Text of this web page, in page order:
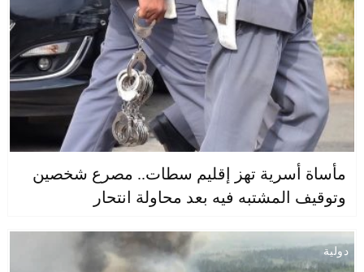
مأساة أسرية تهز إقليم سطات.. مصرع شخصين
وتوقيف المشتبه فيه بعد محاولة انتحار
دولية